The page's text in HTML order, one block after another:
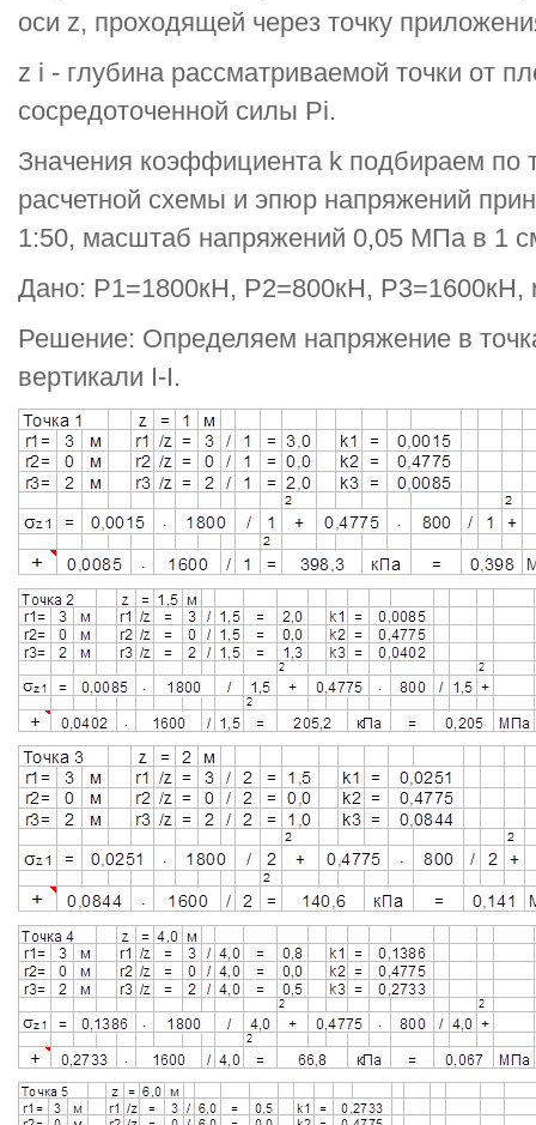
оси z, проходящей через точку
z i - глубина рассматриваемой точки от
сосредоточенной силы Pi.
Значения коэффициента k подбираем по
расчетной схемы и эпюр напряжений
1:50, масштаб напряжений 0,05 МПа в 1
Дано: P1=1800кН, Р2=800кН,
Решение: Определяем напряжение в
вертикали I-I.